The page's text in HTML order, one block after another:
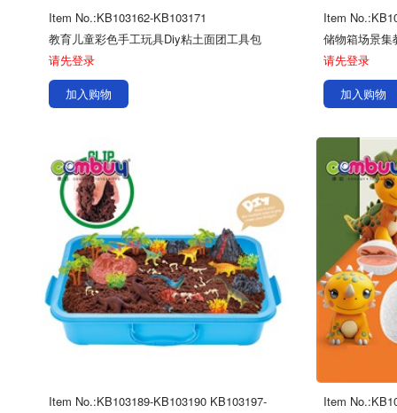
Item No.:KB103162-KB103171
教育儿童彩色手工玩具Diy粘土面团工具包
请先登录
加入购物
Item
储物箱场景
请先登录
加入购物
Item No.:KB103189-KB103190 KB103197-
Item